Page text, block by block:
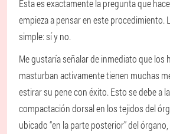
Ésta es exactamente la pregunta que
empieza a pensar en este procedimiento.
simple: sí y no.
Me gustaría señalar de inmediato que los
masturban activamente tienen muchas
estirar su pene con éxito. Esto se debe a
compactación dorsal en los tejidos del
ubicado “en la parte posterior” del